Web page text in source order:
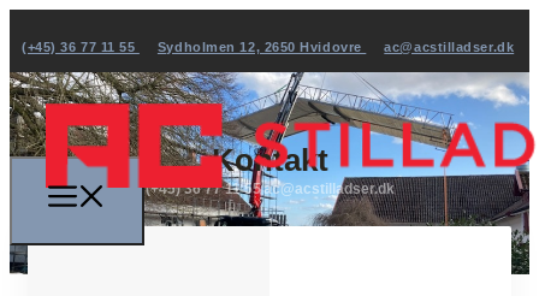
(+45) 36 77 11 55 Sydholmen 12, 2650 Hvidovre ac@acstilladser.dk
Kontakt
(+45) 36 77 11 55ac@acstilladser.dk